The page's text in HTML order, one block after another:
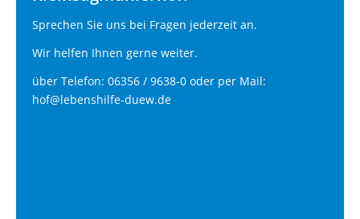
Sprechen Sie uns bei Fragen jederzeit an.
Wir helfen Ihnen gerne weiter.
über Telefon: 06356 / 9638-0 oder per Mail:
hof@lebenshilfe-duew.de